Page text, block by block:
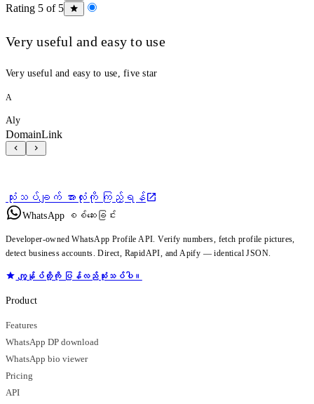
Rating 5 of 5
Very useful and easy to use
Very useful and easy to use, five star
A
Aly
DomainLink
သုံးသပ်ချက် အားလုံးကို ကြည့်ရန်
WhatsApp စစ်ဆေးခြင်း
Developer-owned WhatsApp Profile API. Verify numbers, fetch profile pictures,
detect business accounts. Direct, RapidAPI, and Apify — identical JSON.
ကျွန်ုပ်တို့ကို ပြန်လည်သုံးသပ်ပါ။
Product
Features
WhatsApp DP download
WhatsApp bio viewer
Pricing
API